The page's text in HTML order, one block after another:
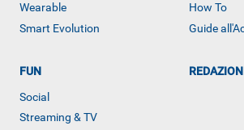
ALTRO
Wearable
Smart Evolution
How To
Guide
FUN
Social
Streaming & TV